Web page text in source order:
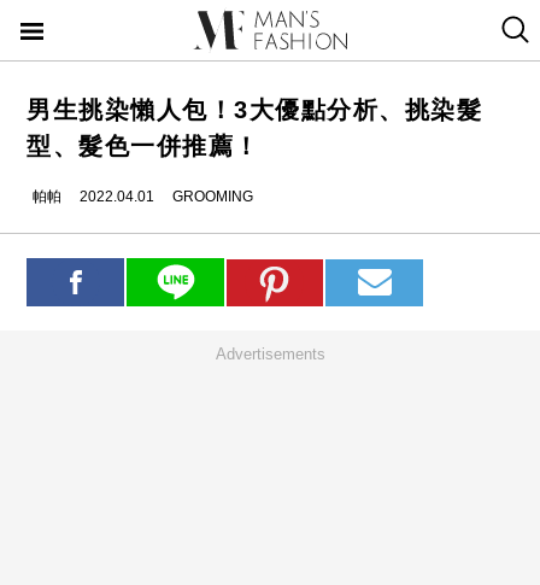
男生挑染懶人包！3大優點分析、挑染髮
型、髮色一併推薦！
帕帕 2022.04.01 GROOMING
Advertisements